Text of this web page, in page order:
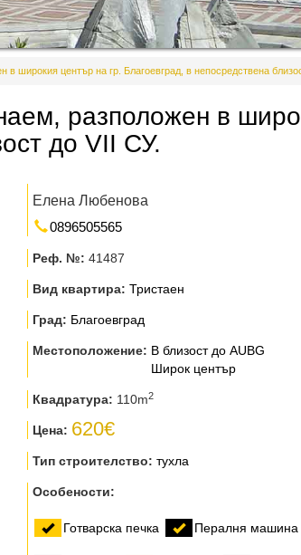
в широкия център на гр. Благоевград, в непосредствена
разположен в
до VII СУ.
Елена Любенова
0896505565
Реф. №:41487
Вид квартира:Тристаен
Град: Благоевград
Местоположение: В близост до AUBG
Широк център
Квадратура: 110m2
Цена: 620€
Тип строителство:тухла
Особености:
Готварска печка Пералня машина